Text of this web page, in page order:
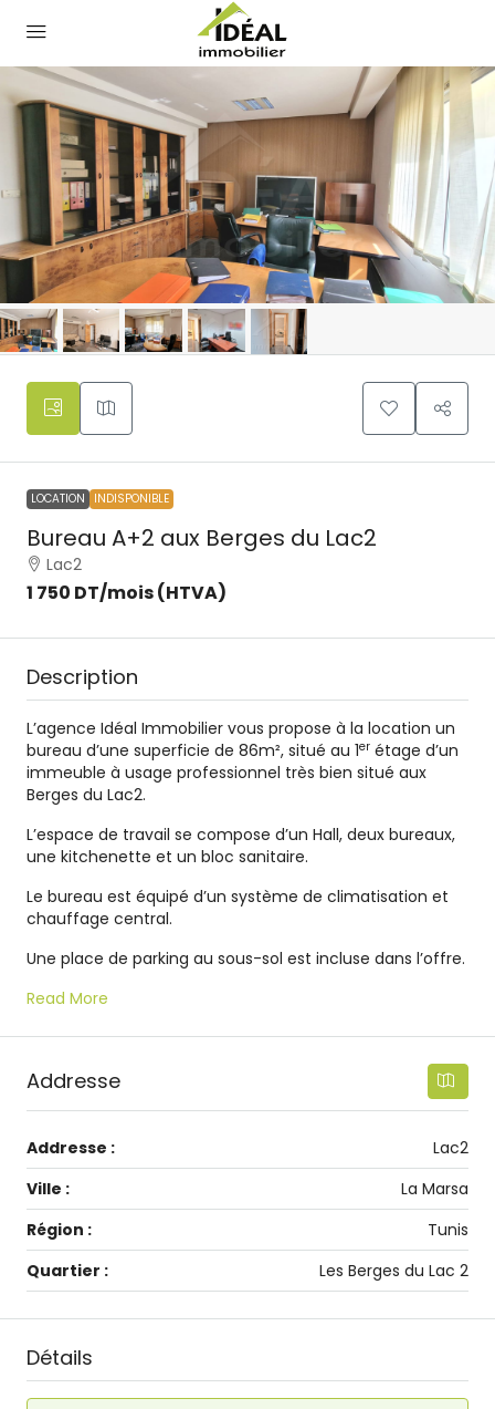
LOCATION INDISPONIBLE
Bureau A+2 aux Berges du Lac2
Lac2
1 750 DT/mois (HTVA)
Description
L’agence Idéal Immobilier vous propose à la location un
bureau d’une superficie de 86m², situé au 1er étage d’un
immeuble à usage professionnel très bien situé aux
Berges du Lac2.
L’espace de travail se compose d’un Hall, deux bureaux,
une kitchenette et un bloc sanitaire.
Le bureau est équipé d’un système de climatisation et
chauffage central.
Une place de parking au sous-sol est incluse dans l’offre.
Read More
Addresse
Addresse :
Lac2
Ville :
La Marsa
Région :
Tunis
Quartier :
Les Berges du Lac 2
Détails